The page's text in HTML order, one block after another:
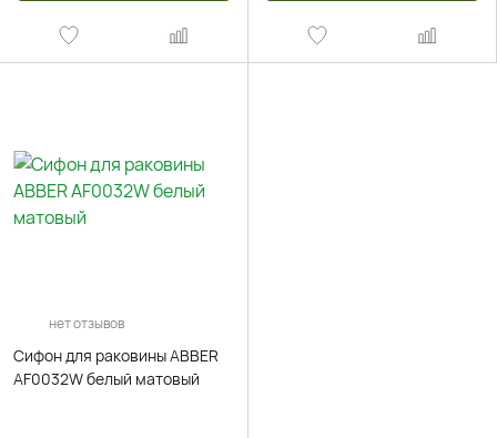
нет отзывов
Сифон для раковины ABBER
AF0032W белый матовый